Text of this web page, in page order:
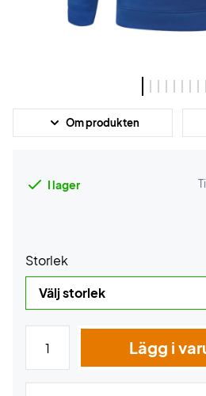
Om produkten
I lager
Storlek
Lägg i